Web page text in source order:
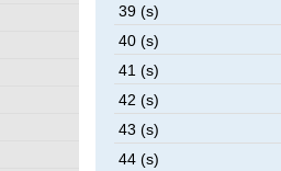
39 (s)
40 (s)
41 (s)
42 (s)
43 (s)
44 (s)